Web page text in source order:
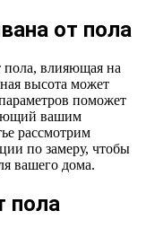
от пола
пола, влияющая на
высота может
поможет
вашим
рассмотрим
по замеру, чтобы
вашего дома.
пола